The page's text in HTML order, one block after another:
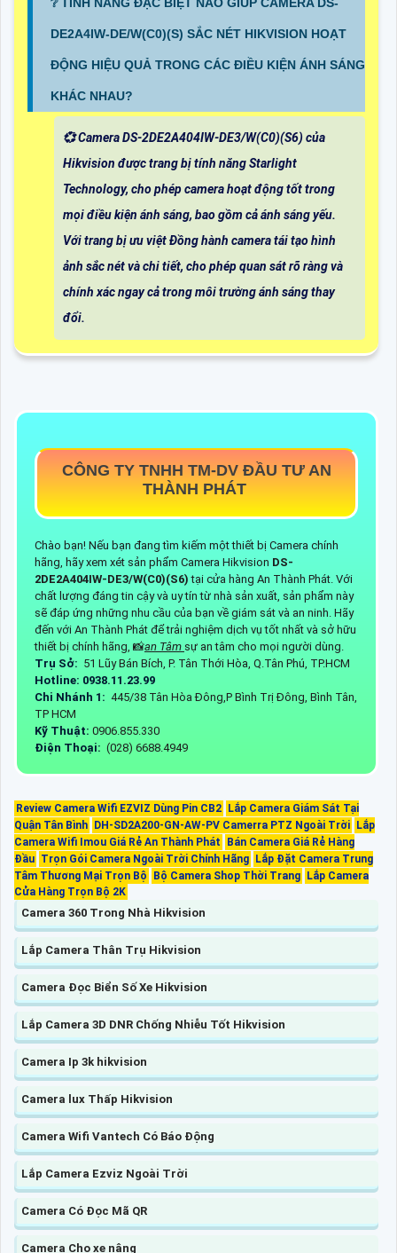
DE2A4IW-DE/W(C0)(S) SẮC NÉT HIKVISION HOẠT
ĐỘNG HIỆU QUẢ TRONG CÁC ĐIỀU KIỆN ÁNH SÁNG
KHÁC NHAU?
💞 Camera DS-2DE2A404IW-DE3/W(C0)(S6) của
Hikvision được trang bị tính năng Starlight
Technology, cho phép camera hoạt động tốt trong
mọi điều kiện ánh sáng, bao gồm cả ánh sáng yếu.
Với trang bị ưu việt Đồng hành camera tái tạo hình
ảnh sắc nét và chi tiết, cho phép quan sát rõ ràng và
chính xác ngay cả trong môi trường ánh sáng thay
đổi.
CÔNG TY TNHH TM-DV ĐẦU TƯ AN
THÀNH PHÁT
Chào bạn! Nếu bạn đang tìm kiếm một thiết bị Camera chính
hãng, hãy xem xét sản phẩm Camera Hikvision DS-
2DE2A404IW-DE3/W(C0)(S6)tại cửa hàng An Thành Phát. Với
chất lượng đáng tin cậy và uy tín từ nhà sản xuất, sản phẩm này
sẽ đáp ứng những nhu cầu của bạn về giám sát và an ninh. Hãy
đến với An Thành Phát để trải nghiệm dịch vụ tốt nhất và sở hữu
thiết bị chính hãng, 📸an Tâm sự an tâm cho mọi người dùng.
Trụ Sở: 51 Lũy Bán Bích, P. Tân Thới Hòa, Q.Tân Phú, TP.HCM
Hotline: 0938.11.23.99
Chi Nhánh 1: 445/38 Tân Hòa Đông,P Bình Trị Đông, Bình Tân,
TP HCM
Kỹ Thuật: 0906.855.330
Điện Thoại: (028) 6688.4949
Review Camera Wifi EZVIZ Dùng Pin CB2 Lắp Camera Giám Sát Tại
Quận Tân Bình DH-SD2A200-GN-AW-PV Camerra PTZ Ngoài Trời Lắp
Camera Wifi Imou Giá Rẻ An Thành Phát
Bán Camera Giá Rẻ Hàng
Đầu Trọn Gói Camera Ngoài Trời Chính Hãng Lắp Đặt Camera Trung
Tâm Thương Mại Trọn Bộ
Bộ Camera Shop Thời Trang Lắp Camera
Cửa Hàng Trọn Bộ 2K
Camera 360 Trong Nhà Hikvision
Lắp Camera Thân Trụ Hikvision
Camera Đọc Biển Số Xe Hikvision
Lắp Camera 3D DNR Chống Nhiễu Tốt Hikvision
Camera Ip 3k hikvision
Camera lux Thấp Hikvision
Camera Wifi Vantech Có Báo Động
Lắp Camera Ezviz Ngoài Trời
Camera Có Đọc Mã QR
Camera Cho xe nâng